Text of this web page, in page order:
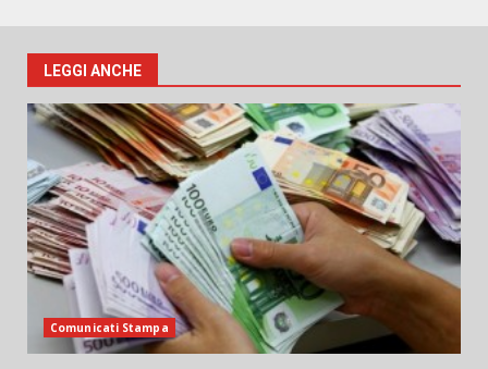
LEGGI ANCHE
Comunicati Stampa